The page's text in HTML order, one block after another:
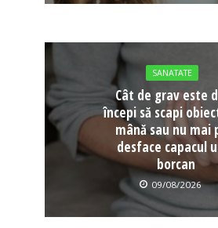
SANATATE
Cât de grav este
începi să scapi
mână sau nu mai
desface capacul
borcan
09/08/2026